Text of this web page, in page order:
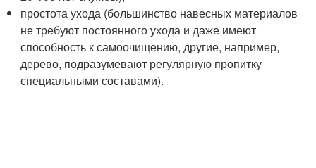
простота ухода (большинство навесных материалов
не требуют постоянного ухода и даже имеют
способность к самоочищению, другие, например,
дерево, подразумевают регулярную пропитку
специальными составами).